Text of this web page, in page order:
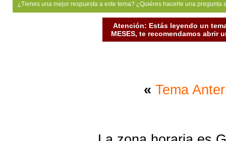
¿Tienes una mejor respuesta a este tema? ¿Quiéres hacerle una
Atención: Estás leyendo un
MESES, te recomendamos abrir
« Tema